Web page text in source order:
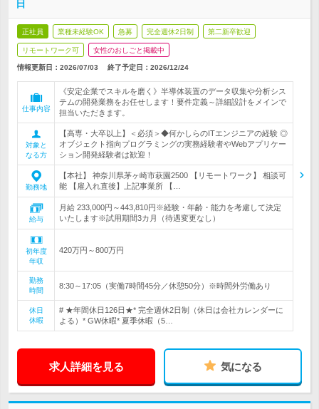
日
正社員 業種未経験OK 急募 完全週休2日制 第二新卒歓迎
リモートワーク可 女性のおしごと掲載中
情報更新日：2026/07/03 終了予定日： 2026/12/24
仕事内容
《安定企業でスキルを磨く》半導体装置のデータ収集や分析シス
テムの開発業務をお任せします！要件定義～詳細設計をメインで
担当いただきます。
対象と
なる方
【高専・大卒以上】＜必須＞◆何かしらのITエンジニアの経験 ◎
オブジェクト指向プログラミングの実務経験者やWebアプリケー
ション開発経験者は歓迎！
勤務地
【本社】 神奈川県茅ヶ崎市萩園2500 【リモートワーク】 相談可
能 【雇入れ直後】上記事業所 【…
給与
月給 233,000円～443,810円※経験・年齢・能力を考慮して決定
いたします※試用期間3カ月（待遇変更なし）
初年度
年収
420万円～800万円
勤務
時間
8:30～17:05（実働7時間45分／休憩50分）※時間外労働あり
休日
休暇
# ★年間休日126日★* 完全週休2日制（休日は会社カレンダーに
よる）* GW休暇* 夏季休暇（5…
求人詳細を見る 気になる